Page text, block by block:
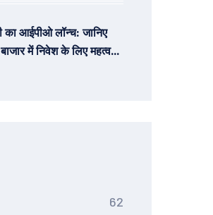
का आईपीओ लॉन्च: जानिए
में निवेश के लिए महत्वपूर्ण
62